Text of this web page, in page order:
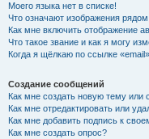
Моего языка нет в списке!
Что означают изображения
Как мне включить отображение
Что такое звание и как я могу
Когда я щёлкаю по ссылке
Создание сообщений
Как мне создать новую тему или
Как мне отредактировать или
Как мне добавить подпись к
Как мне создать опрос?